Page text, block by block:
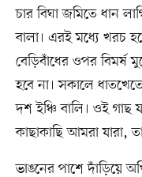
চার বিঘা জমিতে ধান
বালা। এরই মধ্যে খরচ
বেড়িবাঁধের ওপর
হবে না। সকালে
দশ ইঞ্চি বালি। ওই গাছ
কাছাকাছি আমরা যারা,
ভাঙনের পাশে দাঁড়িয়ে